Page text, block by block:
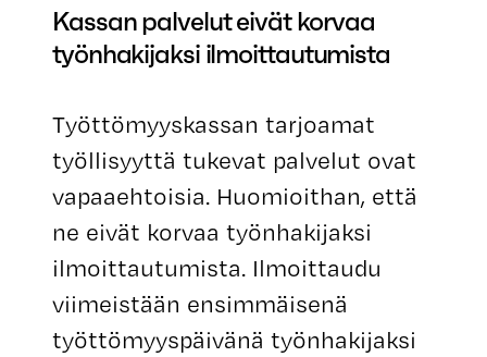
Kassan palvelut eivät korvaa
työnhakijaksi ilmoittautumista
Työttömyyskassan tarjoamat
työllisyyttä tukevat palvelut ovat
vapaaehtoisia. Huomioithan, että
ne eivät korvaa työnhakijaksi
ilmoittautumista. Ilmoittaudu
viimeistään ensimmäisenä
työttömyyspäivänä työnhakijaksi